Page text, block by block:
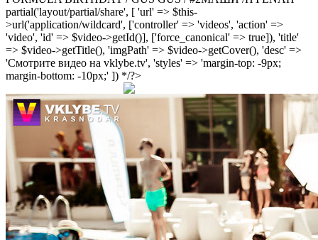
partial('layout/partial/share', [ 'url' => $this-
>url('application/wildcard', ['controller' => 'videos', 'action' =>
'video', 'id' => $video->getId()], ['force_canonical' => true]), 'title'
=> $video->getTitle(), 'imgPath' => $video->getCover(), 'desc' =>
'Смотрите видео на vklybe.tv', 'styles' => 'margin-top: -9px;
margin-bottom: -10px;' ]) */?>